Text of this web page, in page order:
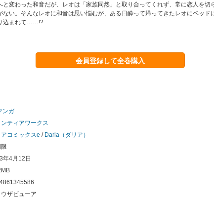
と変わった和音だが、レオは「家族同然」と取り合ってくれず、常に恋人を切
ない。そんなレオに和音は思い悩むが、ある日酔って帰ってきたレオにベッド
込まれて……!?
会員登録して全巻購入
ンガ
ンティアワークス
アコミックスe / Daria（ダリア）
年4月12日
ウザビューア